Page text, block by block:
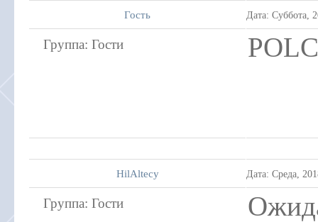
Гость Дата: Суббота,
Группа: Гости
HilAltecy Дата: Среда,
Группа: Гости